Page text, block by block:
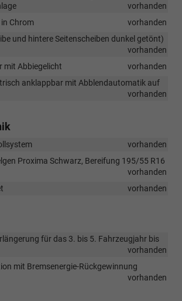
vorhanden
Chrom
vorhanden
und hintere Seitenscheiben dunkel getönt)
vorhanden
mit Abbiegelicht
vorhanden
anklappbar mit Abblendautomatik auf
vorhanden
vorhanden
Proxima Schwarz, Bereifung 195/55 R16
vorhanden
vorhanden
für das 3. bis 5. Fahrzeugjahr bis
vorhanden
mit Bremsenergie-Rückgewinnung
vorhanden